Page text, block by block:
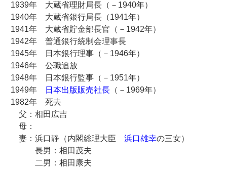
1939年 大蔵省理財局長（－1940年）
1940年 大蔵省銀行局長（1941年）
1941年 大蔵省貯金部長官（－1942年）
1942年 普通銀行統制会理事長
1945年 日本銀行理事（－1946年）
1946年 公職追放
1948年 日本銀行監事（－1951年）
1949年
日本出版販売社長（－1969年）
1982年 死去
父：相田広吉
母：
妻：浜口静（内閣総理大臣 浜口雄幸の三女）
長男：相田茂夫
二男：相田康夫